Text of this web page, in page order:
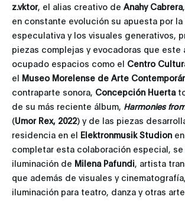
z.vktor, el alias creativo de Anahy Cabrera
en constante evolución su apuesta por
especulativa y los visuales generativos,
piezas complejas y evocadoras que este
ocupado espacios como el Centro
el Museo Morelense de Arte
contraparte sonora, Concepción Huerta
de su más reciente álbum, Harmonies
(Umor Rex, 2022) y de las piezas
residencia en el Elektronmusik Studion en
completar esta colaboración especial, se
iluminación de Milena Pafundi, artista
que además de visuales y
iluminación para teatro, danza y otras